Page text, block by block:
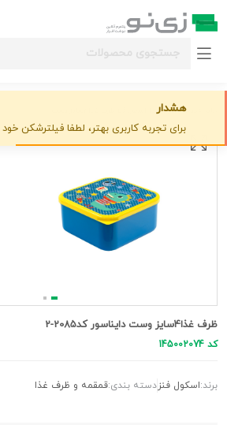
قمقمه و ظرف غذا
ظرف غذا4سایز وست دایناسور کد2085-2
کد 145002074
برند:اسکول فنزدسته بندی:قمقمه و ظرف غذا
هشدار
برای تجربه کاربری بهتر، لطفا فیلترشکن